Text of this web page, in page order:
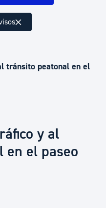
tránsito peatonal en el
y al
el paseo